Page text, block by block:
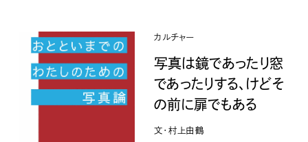
カルチャー
写真は鏡であったり窓
であったりする、けどそ
の前に扉でもある
文・村上由鶴